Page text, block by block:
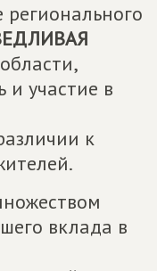
регионального
и участие в
к
вклада в